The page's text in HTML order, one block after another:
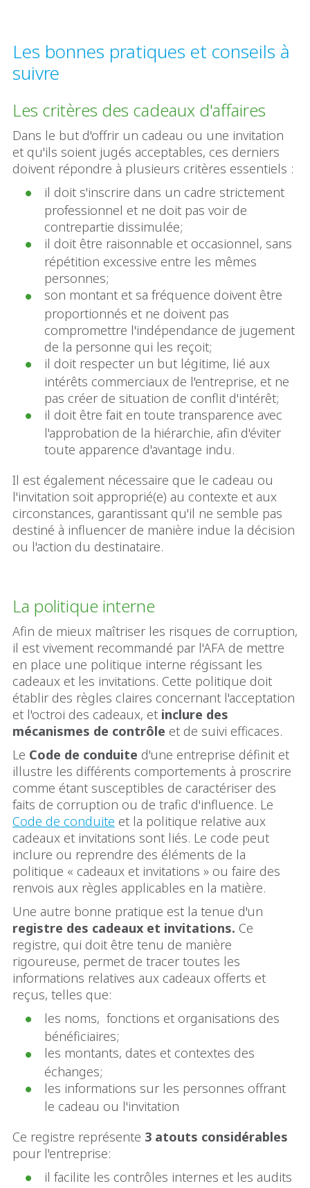
Les bonnes pratiques et conseils à
suivre
Les critères des cadeaux d'affaires
Dans le but d'offrir un cadeau ou une invitation
et qu'ils soient jugés acceptables, ces derniers
doivent répondre à plusieurs critères essentiels :
il doit s'inscrire dans un cadre strictement
professionnel et ne doit pas voir de
contrepartie dissimulée;
il doit être raisonnable et occasionnel, sans
répétition excessive entre les mêmes
personnes;
son montant et sa fréquence doivent être
proportionnés et ne doivent pas
compromettre l'indépendance de jugement
de la personne qui les reçoit;
il doit respecter un but légitime, lié aux
intérêts commerciaux de l'entreprise, et ne
pas créer de situation de conflit d'intérêt;
il doit être fait en toute transparence avec
l'approbation de la hiérarchie, afin d'éviter
toute apparence d'avantage indu.
Il est également nécessaire que le cadeau ou
l'invitation soit approprié(e) au contexte et aux
circonstances, garantissant qu'il ne semble pas
destiné à influencer de manière indue la décision
ou l'action du destinataire.
La politique interne
Afin de mieux maîtriser les risques de corruption,
il est vivement recommandé par l'AFA de mettre
en place une politique interne régissant les
cadeaux et les invitations. Cette politique doit
établir des règles claires concernant l'acceptation
et l'octroi des cadeaux, et inclure des
mécanismes de contrôle et de suivi efficaces.
Le Code de conduite d'une entreprise définit et
illustre les différents comportements à proscrire
comme étant susceptibles de caractériser des
faits de corruption ou de trafic d'influence. Le
Code de conduite et la politique relative aux
cadeaux et invitations sont liés. Le code peut
inclure ou reprendre des éléments de la
politique « cadeaux et invitations » ou faire des
renvois aux règles applicables en la matière.
Une autre bonne pratique est la tenue d'un
registre des cadeaux et invitations. Ce
registre, qui doit être tenu de manière
rigoureuse, permet de tracer toutes les
informations relatives aux cadeaux offerts et
reçus, telles que:
les noms, fonctions et organisations des
bénéficiaires;
les montants, dates et contextes des
échanges;
les informations sur les personnes offrant
le cadeau ou l'invitation
Ce registre représente 3 atouts considérables
pour l'entreprise:
il facilite les contrôles internes et les audits